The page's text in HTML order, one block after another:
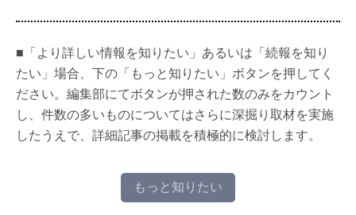
■「より詳しい情報を知りたい」あるいは「続報を知り
たい」場合、下の「もっと知りたい」ボタンを押してく
ださい。編集部にてボタンが押された数のみをカウント
し、件数の多いものについてはさらに深掘り取材を実施
したうえで、詳細記事の掲載を積極的に検討します。
もっと知りたい